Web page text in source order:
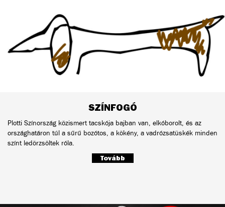
SZÍNFOGÓ
Plotti Színország közismert tacskója bajban van, elkóborolt, és az
országhatáron túl a sűrű bozótos, a kökény, a vadrózsatüskék minden
színt ledörzsöltek róla.
Tovább